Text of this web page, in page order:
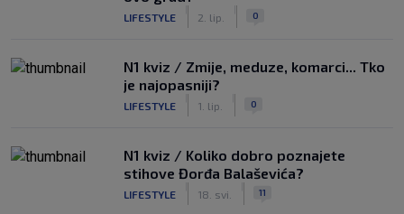
LIFESTYLE 2. lip. 0
N1 kviz / Zmije, meduze, komarci... Tko
je najopasniji?
LIFESTYLE 1. lip. 0
N1 kviz / Koliko dobro poznajete
stihove Đorđa Balaševića?
LIFESTYLE 18. svi. 11